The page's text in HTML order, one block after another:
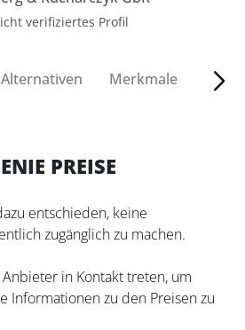
verifiziertes Profil
Alternativen Merkmale
PREISE
entschieden, keine
zugänglich zu machen.
in Kontakt treten, um
Informationen zu den Preisen zu